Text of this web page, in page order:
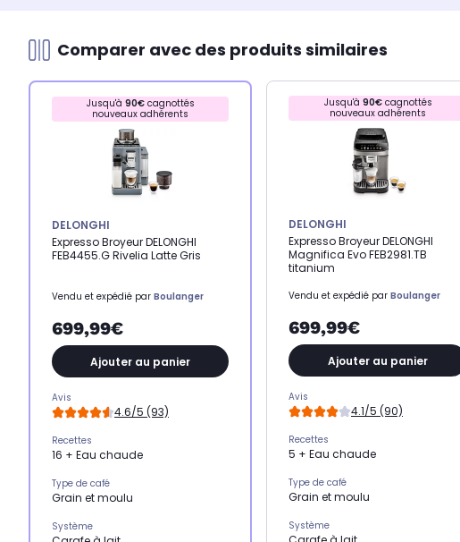
Comparer avec des produits similaires
Jusqu'à 90€cagnottés
nouveaux adhérents
DELONGHI
Expresso Broyeur DELONGHI
FEB4455.G Rivelia Latte Gris
Vendu et expédié par Boulanger
699,99€
Ajouter au panier
Avis
4.6/5 (93)
Recettes
16 + Eau chaude
Type de café
Grain et moulu
Système
Jusqu'à 90€cagnottés
nouveaux adhérents
DELONGHI
Expresso Broyeur DELONGHI
Magnifica Evo FEB2981.TB
titanium
Vendu et expédié par Boulanger
699,99€
Ajouter au panier
Avis
4.1/5 (90)
Recettes
5 + Eau chaude
Type de café
Grain et moulu
Système